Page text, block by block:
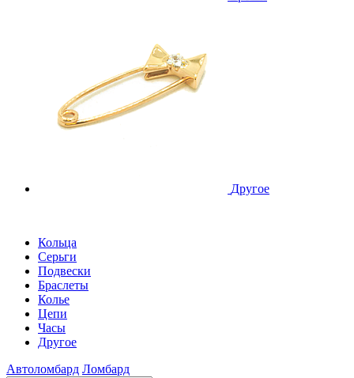
Другое
Кольца
Серьги
Подвески
Браслеты
Колье
Цепи
Часы
Другое
Автоломбард Ломбард